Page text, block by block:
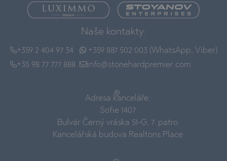
Naše kontakty:
+359 2 404 97 34
+35 98 77 777 888
+359 887 502 003 (WhatsApp, Viber)
info@stonehardpremier.com
Adresa kanceláře:
Sofie 1407
Bulvár Černý vráska 51-G, 7. patro
Kancelářská budova Realtons Place